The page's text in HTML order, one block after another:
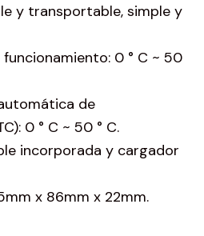
y transportable, simple y
0 ° C ~ 50
de
0 ° C ~ 50 ° C.
incorporada y cargador
x 86mm x 22mm.